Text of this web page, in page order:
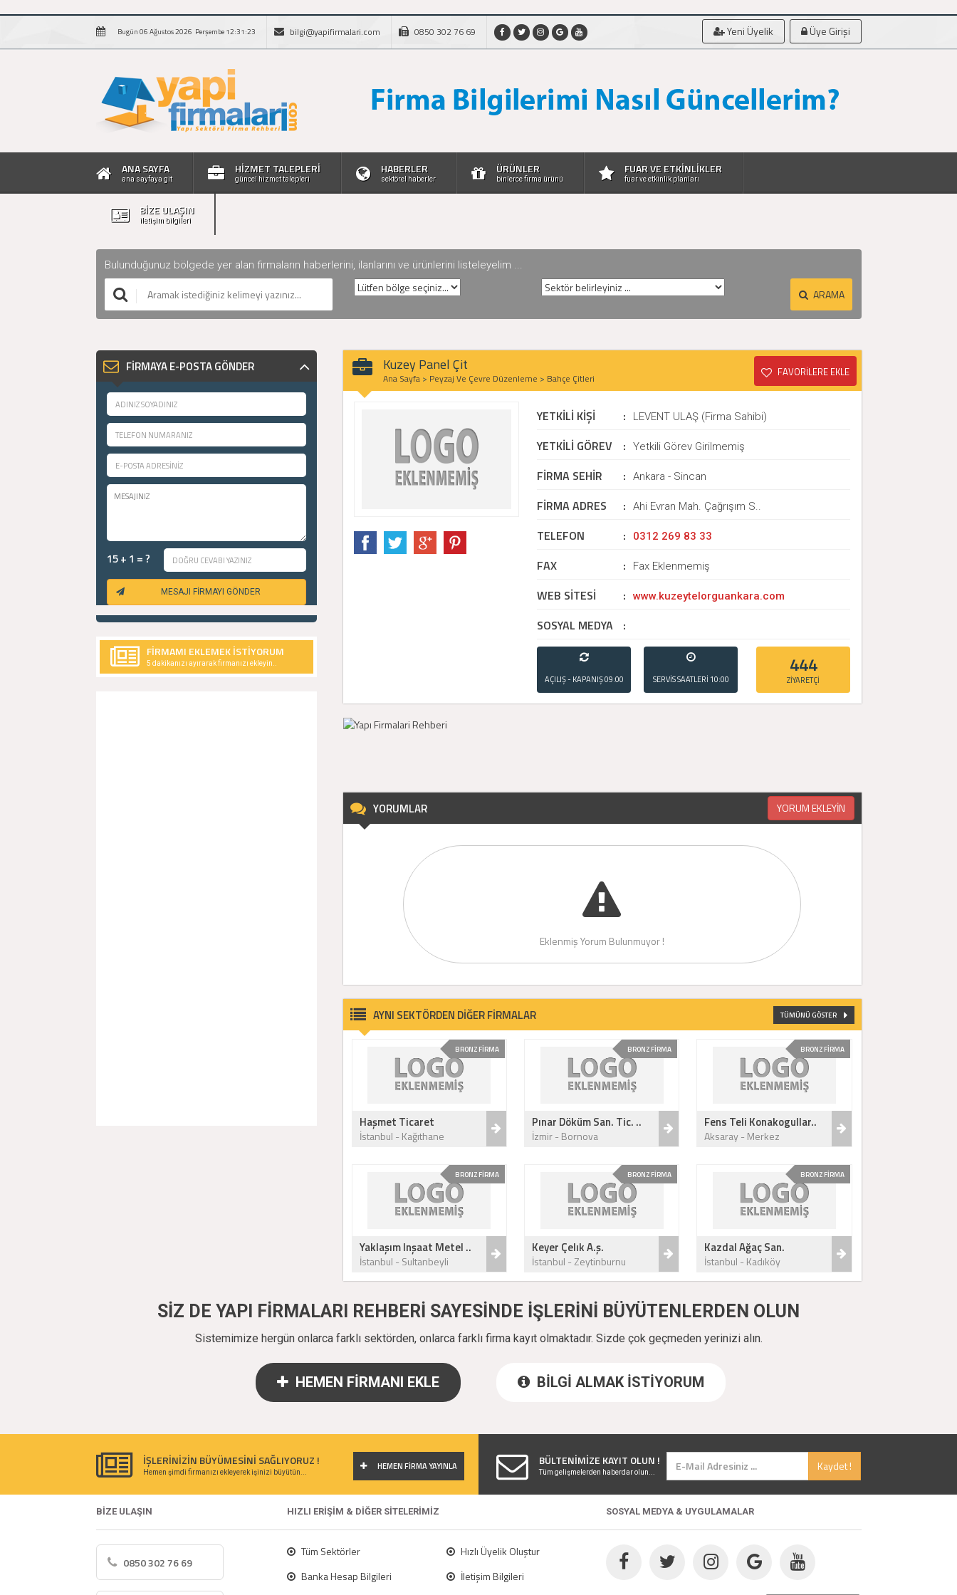
Bugün 06 Ağustos 2026 Perşembe 12:31:24 bilgi@yapifirmalari.com 0850 302 76 69 Yeni Üyelik Üye Girişi
ANA SAYFA
ana sayfaya git
HİZMET TALEPLERİ
güncel hizmet talepleri
HABERLER
sektörel haberler
ÜRÜNLER
binlerce firma ürünü
FUAR VE ETKİNLİKLER
fuar ve etkinlik planları
BİZE ULAŞIN
iletişim bilgileri
Bulunduğunuz bölgede yer alan firmaların haberlerini, ilanlarını ve ürünlerini listeleyelim ...
ARAMA
FİRMAYA E-POSTA GÖNDER
15 + 1 = ?
MESAJI FİRMAYI GÖNDER
FİRMAMI EKLEMEK İSTİYORUM
5 dakikanızı ayırarak firmanızı ekleyin..
Kuzey Panel Çit
Ana Sayfa > Peyzaj Ve Çevre Düzenleme > Bahçe Çitleri FAVORİLERE EKLE
YETKİLİ KİŞİ : LEVENT ULAŞ (Firma Sahibi)
YETKİLİ GÖREV : Yetkili Görev Girilmemiş
FİRMA SEHİR : Ankara - Sincan
FİRMA ADRES : Ahi Evran Mah. Çağrışım S..
TELEFON : 0312 269 83 33
FAX : Fax Eklenmemiş
WEB SİTESİ : www.kuzeytelorguankara.com
SOSYAL MEDYA :
AÇILIŞ - KAPANIŞ09:00
- 21:00
SERVİS SAATLERİ 10:00
- 20:00
444
ZİYARETÇİ
YORUMLAR YORUM EKLEYİN
Eklenmiş Yorum Bulunmuyor !
AYNI SEKTÖRDEN DİĞER FİRMALAR TÜMÜNÜ GÖSTER
BRONZ FİRMA
Haşmet Ticaret
İstanbul - Kağıthane
BRONZ FİRMA
Pınar Döküm San. Tic. ..
İzmir - Bornova
BRONZ FİRMA
Fens Teli Konakogullar..
Aksaray - Merkez
BRONZ FİRMA
Yaklaşım Inşaat Metel ..
İstanbul - Sultanbeyli
BRONZ FİRMA
Keyer Çelık A.ş.
İstanbul - Zeytinburnu
BRONZ FİRMA
Kazdal Ağaç San.
İstanbul - Kadıköy
SİZ DE YAPI FİRMALARI REHBERİ SAYESİNDE İŞLERİNİ BÜYÜTENLERDEN OLUN
Sistemimize hergün onlarca farklı sektörden, onlarca farklı firma kayıt olmaktadır. Sizde çok geçmeden yerinizi alın.
HEMEN FİRMANI EKLE BİLGİ ALMAK İSTİYORUM
İŞLERİNİZİN BÜYÜMESİNİ SAĞLIYORUZ ! HEMEN FİRMA YAYINLA
Hemen şimdi firmanızı ekleyerek işinizi büyütün...
BÜLTENİMİZE KAYIT OLUN ! Kaydet !
Tüm gelişmelerden haberdar olun...
BİZE ULAŞIN HIZLI ERİŞİM & DİĞER SİTELERİMİZ SOSYAL MEDYA & UYGULAMALAR
0850 302 76 69
Tüm Sektörler
Hızlı Üyelik Oluştur
Banka Hesap Bilgileri
İletişim Bilgileri